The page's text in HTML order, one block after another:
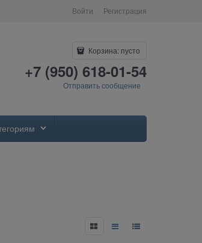
Войти Регистрация
Корзина: пусто
+7 (950) 618-01-54
Отправить сообщение